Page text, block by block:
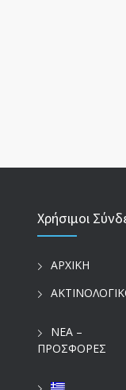
Χρήσιμοι
ΑΡΧΙΚΗ
ΝΕΑ –
ΠΡΟΣΦΟΡΕΣ